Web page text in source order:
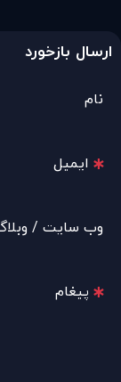
ارسال بازخورد
نام
ایمیل
وب سایت /
پیغام